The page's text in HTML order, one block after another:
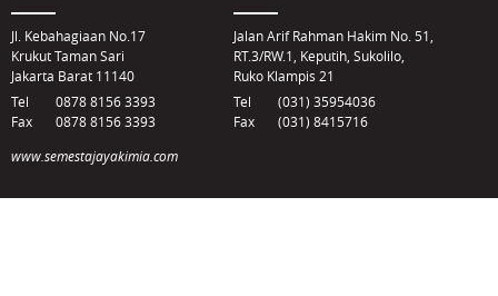
Jl. Kebahagiaan No.17
Krukut Taman Sari
Jakarta Barat 11140
Tel
0878 8156 3393
Fax
0878 8156 3393
Jalan Arif Rahman Hakim No. 51,
RT.3/RW.1, Keputih, Sukolilo,
Ruko Klampis 21
Tel
(031) 35954036
Fax
(031) 8415716
www.semestajayakimia.com